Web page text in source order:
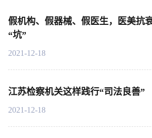
假机构、假器械、假医生，医美抗
“坑”
2021-12-18
江苏检察机关这样践行“司法良善”
2021-12-18